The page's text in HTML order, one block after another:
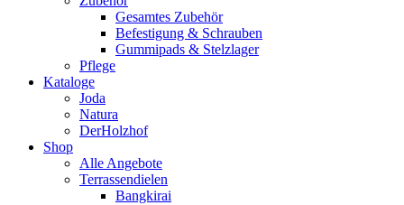
Gesamtes Zubehör
Befestigung & Schrauben
Gummipads & Stelzlager
Pflege
Kataloge
Joda
Natura
DerHolzhof
Shop
Alle Angebote
Terrassendielen
Bangkirai